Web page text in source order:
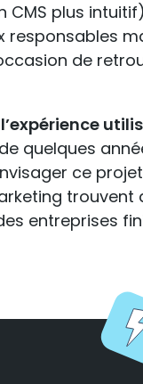
CMS plus
responsables
de
quelques
ce
trouvent
entreprises